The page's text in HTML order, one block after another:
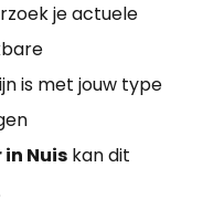
je actuele
is met jouw type
Nuis kan dit